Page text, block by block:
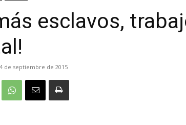
esclavos,
de septiembre de 2015